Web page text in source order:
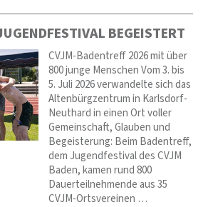
BEGEISTERT
CVJM-Badentreff 2026 mit über
800 junge Menschen Vom 3. bis
5. Juli 2026 verwandelte sich das
Altenbürgzentrum in Karlsdorf-
Neuthard in einen Ort voller
Gemeinschaft, Glauben und
Begeisterung: Beim Badentreff,
dem Jugendfestival des CVJM
Baden, kamen rund 800
Dauerteilnehmende aus 35
CVJM-Ortsvereinen …